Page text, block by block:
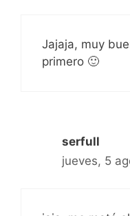
Jajaja, muy
primero 🙂
serfull
jueves, 5